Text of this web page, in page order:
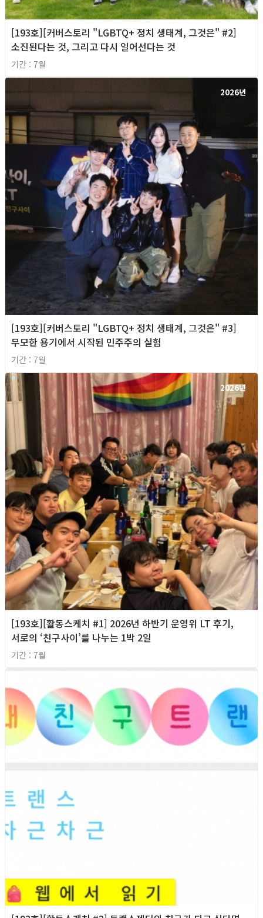
[193호][커버스토리 "LGBTQ+ 정치 생태계, 그것은" #2]
소진된다는 것, 그리고 다시 일어선다는 것
기간 : 7월
2026년
[193호][커버스토리 "LGBTQ+ 정치 생태계, 그것은" #3]
무모한 용기에서 시작된 민주주의 실험
기간 : 7월
2026년
[193호][활동스케치 #1] 2026년 하반기 운영위 LT 후기,
서로의 ‘친구사이’를 나누는 1박 2일
기간 : 7월